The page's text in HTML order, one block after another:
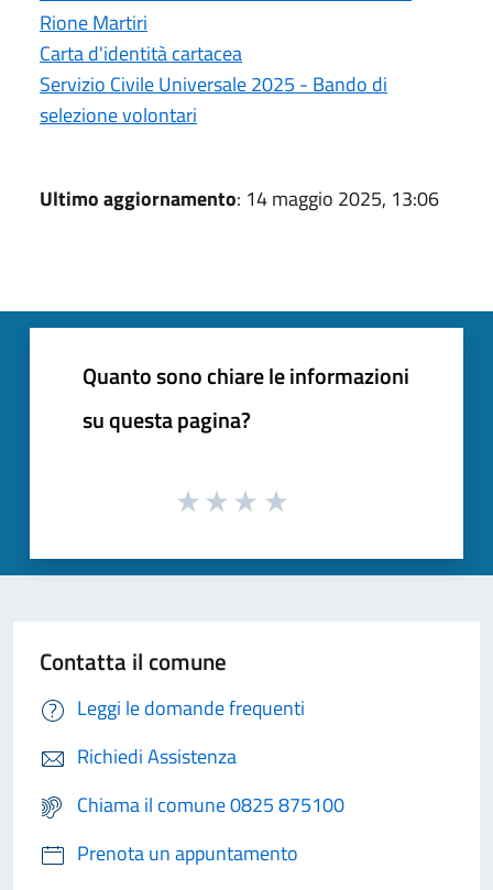
Rione Martiri
Carta d'identità cartacea
Servizio Civile Universale 2025 - Bando di
selezione volontari
Ultimo aggiornamento: 14 maggio 2025, 13:06
Quanto sono chiare le informazioni
su questa pagina?
Contatta il comune
Leggi le domande frequenti
Richiedi Assistenza
Chiama il comune 0825 875100
Prenota un appuntamento